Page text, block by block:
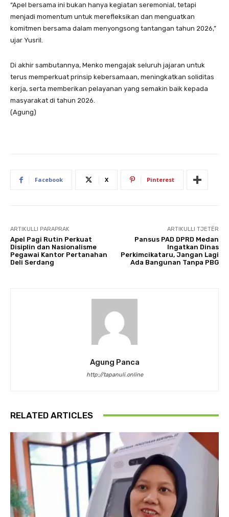
“Apel bersama ini bukan hanya kegiatan seremonial, tetapi
menjadi momentum untuk merefleksikan dan menguatkan
komitmen bersama dalam menyongsong tantangan tahun 2026,”
ujar Yusril.
Di akhir sambutannya, Menko mengajak seluruh jajaran untuk
terus memperkuat prinsip kebersamaan, meningkatkan soliditas
kerja, serta memberikan pelayanan yang semakin baik kepada
masyarakat di tahun 2026.
(Agung)
Facebook X Pinterest
ARTIKULLI PARAPRAK
Apel Pagi Rutin Perkuat
Disiplin dan Nasionalisme
Pegawai Kantor Pertanahan
Deli Serdang
ARTIKULLI TJETËR
Pansus PAD DPRD Medan
Ingatkan Dinas
Perkimcikataru, Jangan Lagi
Ada Bangunan Tanpa PBG
Agung Panca
http://tapanuli.online
RELATED ARTICLES